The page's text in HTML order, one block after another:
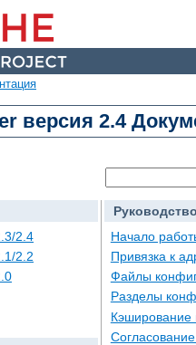
версия 2.4
2.4
2.2
Начало
Привязка к
Файлы
Разделы
Кэширование